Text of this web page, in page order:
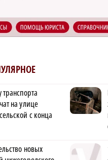
транспорта
на улице
с конца
новых